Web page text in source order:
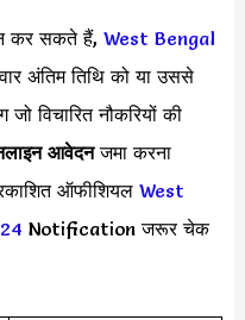
कर सकते हैं, West Bengal
अंतिम तिथि को या उससे
विचारित नौकरियों की
आवेदनजमा करना
ऑफीशियल West
Notification जरूर चेक